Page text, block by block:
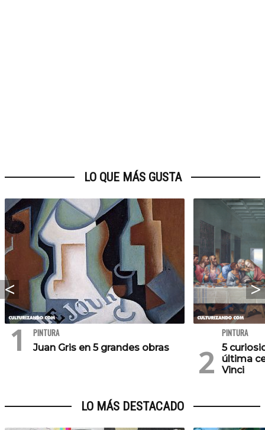
LO QUE MÁS GUSTA
PINTURA
Juan Gris en 5 grandes obras
PINTURA
5
última
Vinci
LO MÁS DESTACADO